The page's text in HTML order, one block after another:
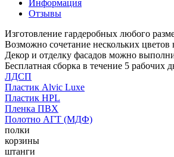
Информация
Отзывы
Изготовление гардеробных любого
Возможно сочетание нескольких цветов
Декор и отделку фасадов можно
Бесплатная сборка в течение 5 рабочих
ЛДСП
Пластик Alvic Luxe
Пластик HPL
Пленка ПВХ
Полотно АГТ (МДФ)
полки
корзины
штанги